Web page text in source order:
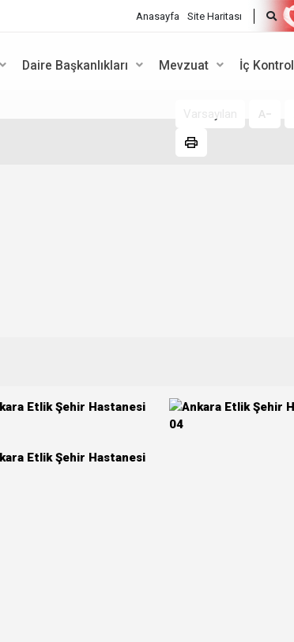
Anasayfa Site Haritası
Daire Başkanlıkları Mevzuat İç Kontrol
Varsayılan